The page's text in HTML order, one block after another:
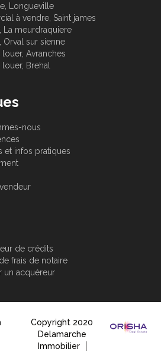
Longueville
à vendre, Saint james
La meurdraquiere
Orval sur sienne
Avranches
Brehal
nous
et infos pratiques
de crédits
frais de notaire
un acquéreur
Copyright 2020
Delamarche
Immobilier